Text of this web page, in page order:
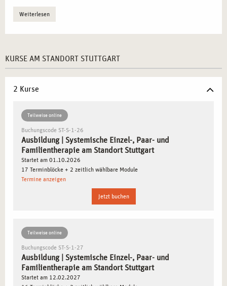
Praxisorientierte Übungen
Starkes Netzwerk, das Ihnen wertvolle Kontakte zu
anderen Fachleuten und potenziellen Arbeitgebern
WARUM STUTTGART ALS
AUSBILDUNGSSTANDORT VON VORTEIL IST
Stuttgart, eine Stadt, die für Innovation und Vielfalt
bekannt ist, bietet Ihnen die perfekte Umgebung für eine
fundierte Ausbildung in systemischer Einzel-, Paar- und
Familientherapie. Als Zentrum für kreative und soziale
Entwicklungen ermöglicht Ihnen Stuttgart, sich als
Therapeut*in in einem dynamischen und
berufliche Laufbahn erfolgreich zu gestalten.
SYSTEMISCHE BERATUNG ALS EFFEKTIVE
METHODE FÜR NACHHALTIGE VERÄNDERUNG
Weiterlesen
KURSE AM STANDORT STUTTGART
2 Kurse
Teilweise online
Buchungscode ST-S-1-26
Ausbildung | Systemische Einzel-, Paar- und
Familientherapie am Standort Stuttgart
Startet am 01.10.2026
17 Terminblöcke + 2 zeitlich wählbare Module
Termine anzeigen
Jetzt buchen
Teilweise online
Buchungscode ST-S-1-27
Ausbildung | Systemische Einzel-, Paar- und
Familientherapie am Standort Stuttgart
Startet am 12.02.2027